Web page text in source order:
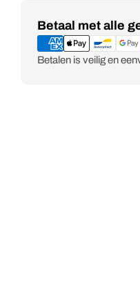
Betaal met alle
Betaalmethoden
Betalen is veilig en